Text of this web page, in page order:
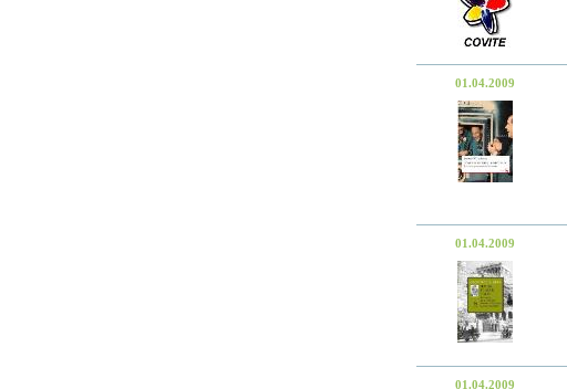
01.04.2009
01.04.2009
01.04.2009